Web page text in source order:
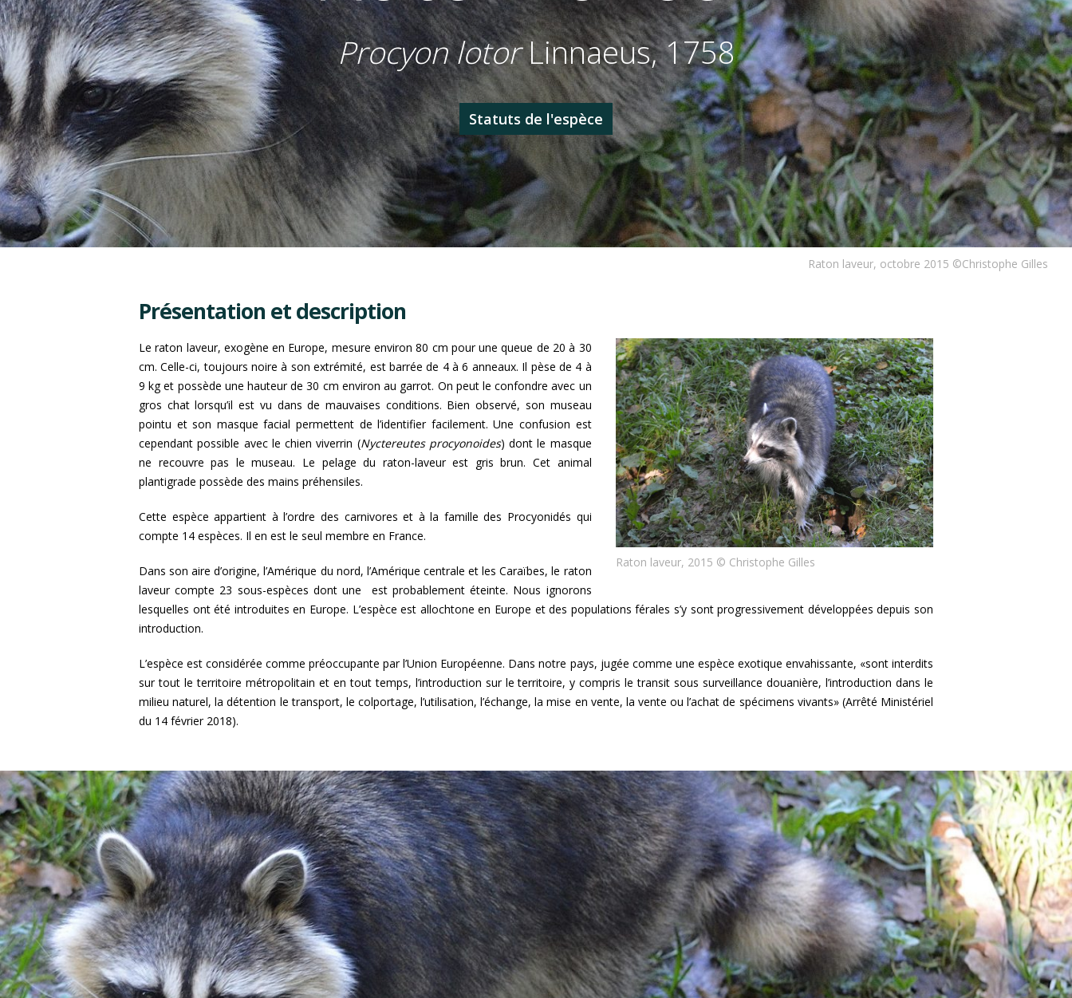
Procyon lotorLinnaeus, 1758
Statuts de l'espèce
Raton laveur, octobre 2015 ©Christophe Gilles
Présentation et description
Raton laveur, 2015 © Christophe Gilles
Le raton laveur, exogène en Europe, mesure environ 80 cm pour une queue de 20 à 30
cm. Celle-ci, toujours noire à son extrémité, est barrée de 4 à 6 anneaux. Il pèse de 4 à
9 kg et possède une hauteur de 30 cm environ au garrot. On peut le confondre avec un
gros chat lorsqu’il est vu dans de mauvaises conditions. Bien observé, son museau
pointu et son masque facial permettent de l’identifier facilement. Une confusion est
cependant possible avec le chien viverrin (Nyctereutes procyonoides) dont le masque
ne recouvre pas le museau. Le pelage du raton-laveur est gris brun. Cet animal
plantigrade possède des mains préhensiles.
Cette espèce appartient à l’ordre des carnivores et à la famille des Procyonidés qui
compte 14 espèces. Il en est le seul membre en France.
Dans son aire d’origine, l’Amérique du nord, l’Amérique centrale et les Caraïbes, le raton
laveur compte 23 sous-espèces dont une est probablement éteinte. Nous ignorons
lesquelles ont été introduites en Europe. L’espèce est allochtone en Europe et des populations férales s’y sont progressivement développées depuis son
introduction.
L’espèce est considérée comme préoccupante par l’Union Européenne. Dans notre pays, jugée comme une espèce exotique envahissante, «sont interdits
sur tout le territoire métropolitain et en tout temps, l’introduction sur le territoire, y compris le transit sous surveillance douanière, l’introduction dans le
milieu naturel, la détention le transport, le colportage, l’utilisation, l’échange, la mise en vente, la vente ou l’achat de spécimens vivants» (Arrêté Ministériel
du 14 février 2018).